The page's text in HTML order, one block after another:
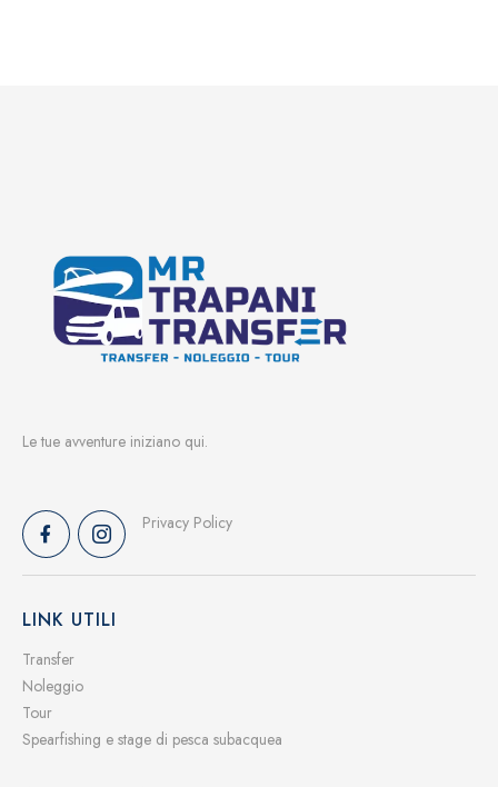
Le tue avventure iniziano qui.
Privacy Policy
LINK UTILI
Transfer
Noleggio
Tour
Spearfishing e stage di pesca subacquea